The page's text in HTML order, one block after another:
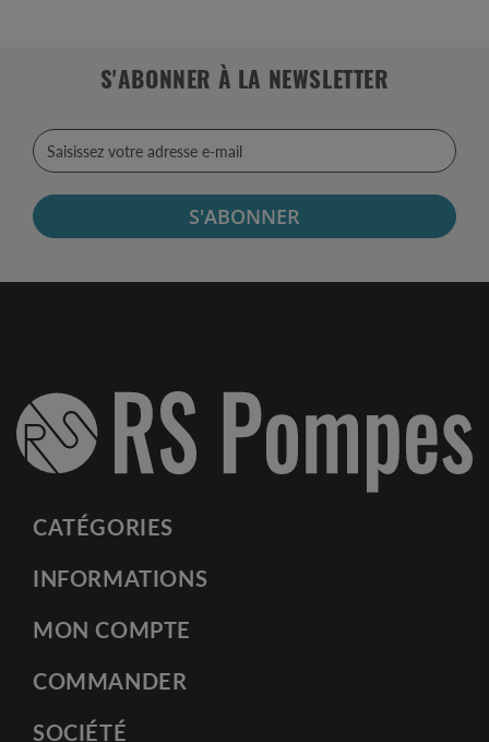
S'ABONNER À LA NEWSLETTER
S'ABONNER
CATÉGORIES
INFORMATIONS
MON COMPTE
COMMANDER
SOCIÉTÉ